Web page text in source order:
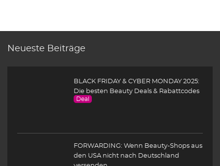
Neueste Beiträge
BLACK FRIDAY & CYBER MONDAY 2025:
Die besten Beauty Deals & Rabattcodes
Deal
FORWARDING: Wenn Beauty-Shops aus
den USA nicht nach Deutschland